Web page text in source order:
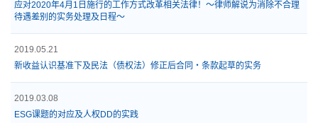
应对2020年4月1日施行的工作方式改革相关法律！～律师解说为消除不合理
待遇差别的实务处理及日程～
2019.05.21
新收益认识基准下及民法（债权法）修正后合同・条款起草的实务
2019.03.08
ESG课题的对应及人权DD的实践